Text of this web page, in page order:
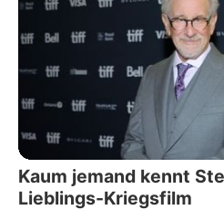
Kaum jemand kennt
Lieblings-Kriegsfilm